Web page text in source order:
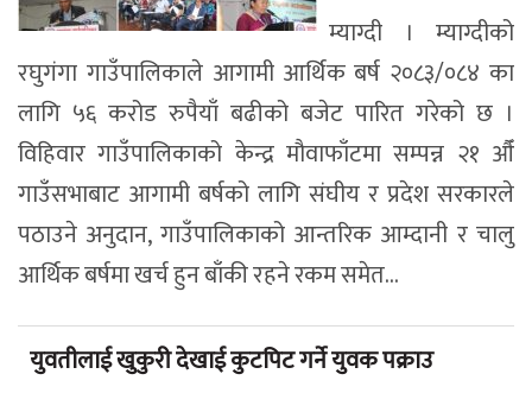
म्याग्दी । म्याग्दीको
रघुगंगा गाउँपालिकाले आगामी आर्थिक बर्ष २०८३/०८४ का
लागि ५६ करोड रुपैयाँ बढीको बजेट पारित गरेको छ ।
विहिवार गाउँपालिकाको केन्द्र मौवाफाँटमा सम्पन्न २१ औँ
गाउँसभाबाट आगामी बर्षको लागि संघीय र प्रदेश सरकारले
पठाउने अनुदान, गाउँपालिकाको आन्तरिक आम्दानी र चालु
आर्थिक बर्षमा खर्च हुन बाँकी रहने रकम समेत...
युवतीलाई खुकुरी देखाई कुटपिट गर्ने युवक पक्राउ